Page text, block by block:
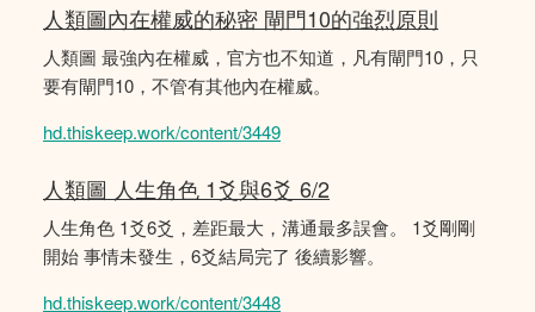
人類圖內在權威的秘密 閘門10的強烈原則
人類圖 最強內在權威，官方也不知道，凡有閘門10，只
要有閘門10，不管有其他內在權威。
hd.thiskeep.work/content/3449
人類圖 人生角色 1爻與6爻 6/2
人生角色 1爻6爻，差距最大，溝通最多誤會。 1爻剛剛
開始 事情未發生，6爻結局完了 後續影響。
hd.thiskeep.work/content/3448